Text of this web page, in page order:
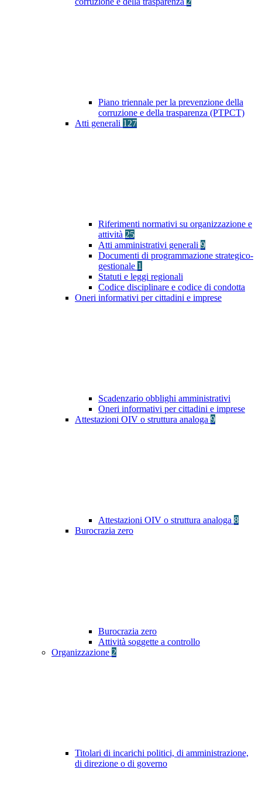
Piano triennale per la prevenzione della
corruzione e della trasparenza (PTPCT)
Atti generali 127
Riferimenti normativi su organizzazione e
attività 25
Atti amministrativi generali 9
Documenti di programmazione strategico-
gestionale 1
Statuti e leggi regionali
Codice disciplinare e codice di condotta
Oneri informativi per cittadini e imprese
Scadenzario obblighi amministrativi
Oneri informativi per cittadini e imprese
Attestazioni OIV o struttura analoga 9
Attestazioni OIV o struttura analoga 8
Burocrazia zero
Burocrazia zero
Attività soggette a controllo
Organizzazione 2
Titolari di incarichi politici, di amministrazione,
di direzione o di governo